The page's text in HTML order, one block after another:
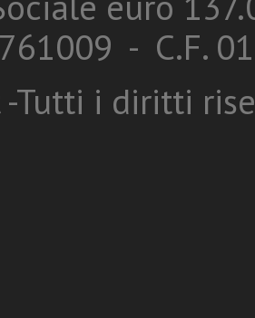
- C.F.
-Tutti i diritti